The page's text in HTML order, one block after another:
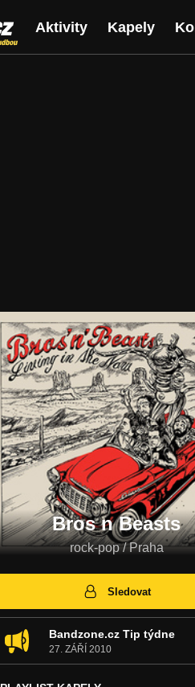
Aktivity Kapely
Bros n Beasts
rock-pop / Praha
Sledovat
Bandzone.cz Tip týdne
27. ZÁŘÍ 2010